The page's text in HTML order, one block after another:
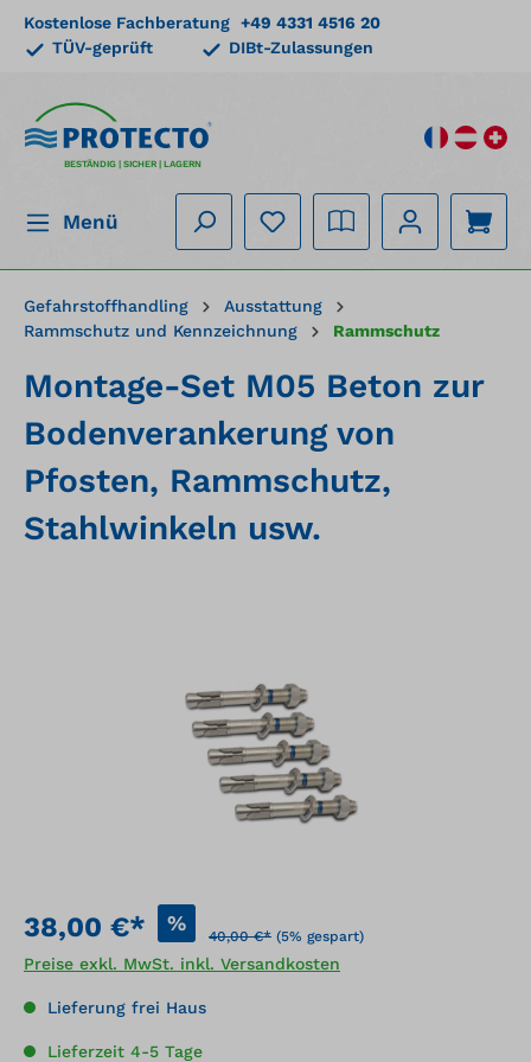
springen
Kostenlose Fachberatung +49 4331 4516 20
TÜV-geprüft
DIBt-Zulassungen
BESTÄNDIG | SICHER | LAGERN
Menü
Gefahrstoffhandling
Ausstattung
Rammschutz und Kennzeichnung
Rammschutz
Montage-Set M05 Beton zur
Bodenverankerung von
Pfosten, Rammschutz,
Stahlwinkeln usw.
38,00 €* %
40,00 €* (5% gespart)
Preise exkl. MwSt. inkl. Versandkosten
Lieferung frei Haus
Lieferzeit 4-5 Tage